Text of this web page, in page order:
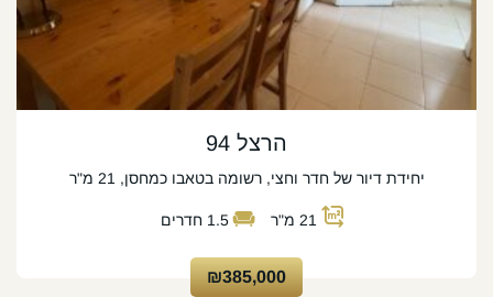
הרצל 94
יחידת דיור של חדר וחצי, רשומה בטאבו כמחסן, 21 מ"ר
21 מ"ר 1.5 חדרים
₪385,000